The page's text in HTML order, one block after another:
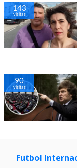
143
visitas
90
visitas
Futbol